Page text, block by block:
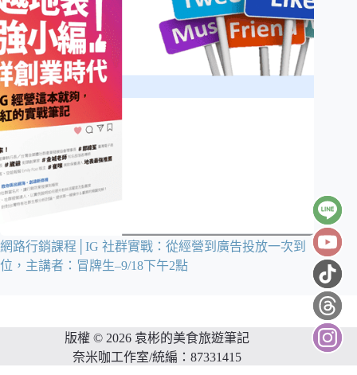
網路行銷課程│IG 社群實戰：從經營到廣告投放一次到
位，主講者：冒牌生–9/18下午2點
版權 © 2026 袁彬的美食旅遊筆記
奈米咖工作室/統編：87331415